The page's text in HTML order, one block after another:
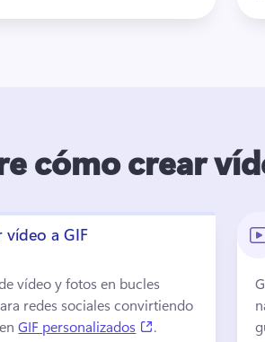
cómo crear
vídeo a GIF
vídeo y fotos en bucles
redes sociales convirtiendo
GIF personalizados (opens in a new
.